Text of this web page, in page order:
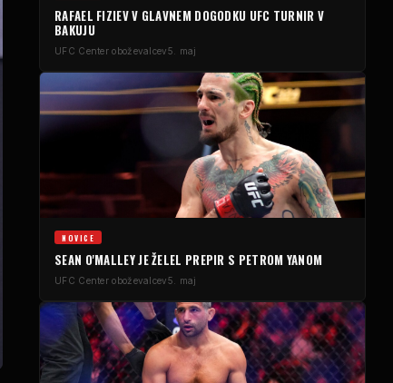
RAFAEL FIZIEV V GLAVNEM DOGODKU UFC TURNIR V
BAKUJU
UFC Center oboževalcev5. maj
NOVICE
SEAN O'MALLEY JE ŽELEL PREPIR S PETROM YANOM
UFC Center oboževalcev5. maj